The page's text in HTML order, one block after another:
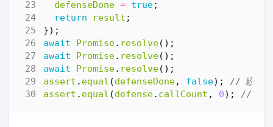
defenseDone = true;
return
result ;
});
await
Promise. resolve();
await
Promise. resolve();
await
Promise. resolve();
assert . equal (defenseDone, false);
assert . equal (defense. callCount , 0);